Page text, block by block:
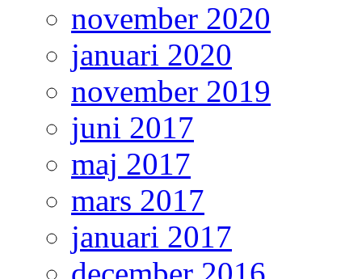
november 2020
januari 2020
november 2019
juni 2017
maj 2017
mars 2017
januari 2017